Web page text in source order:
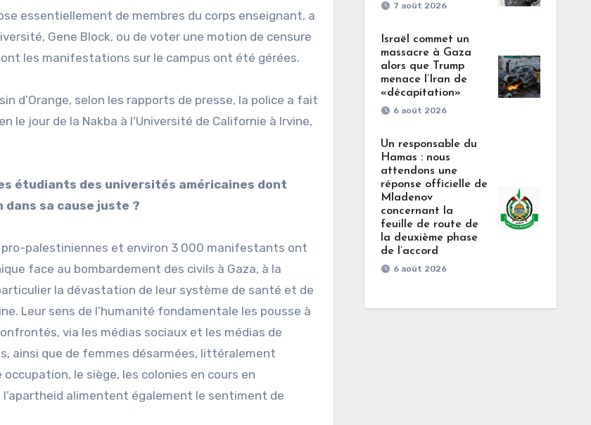
essentiellement de membres du corps enseignant, a
Gene Block, ou de voter une motion de censure
les manifestations sur le campus ont été gérées.
d’Orange, selon les rapports de presse, la police a fait
jour de la Nakba à l’Université de Californie à Irvine,
étudiants des universités américaines dont
dans sa cause juste ?
palestiniennes et environ 3 000 manifestants ont
face au bombardement des civils à Gaza, à la
la dévastation de leur système de santé et de
Leur sens de l’humanité fondamentale les pousse à
via les médias sociaux et les médias de
ainsi que de femmes désarmées, littéralement
le siège, les colonies en cours en
alimentent également le sentiment de
7 août 2026
Israël commet un
massacre à Gaza
alors que Trump
menace l’Iran de
«décapitation»
6 août 2026
Un responsable du
Hamas : nous
attendons une
réponse officielle de
Mladenov
concernant la
feuille de route de
la deuxième phase
de l’accord
6 août 2026